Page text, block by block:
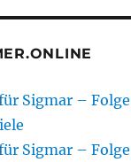
Sigmar –
Sigmar –